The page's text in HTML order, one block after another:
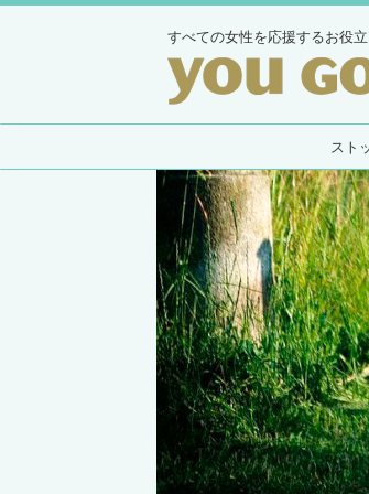
すべての女性を応援するお役
スト